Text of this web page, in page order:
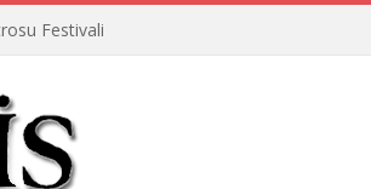
Festivali